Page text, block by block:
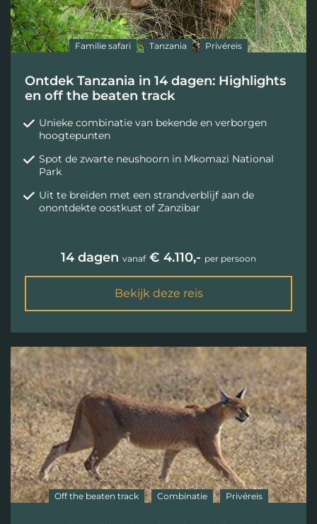
Familie safari Tanzania Privéreis
Ontdek Tanzania in 14 dagen: Highlights
en off the beaten track
Unieke combinatie van bekende en verborgen
hoogtepunten
Spot de zwarte neushoorn in Mkomazi National
Park
Uit te breiden met een strandverblijf aan de
onontdekte oostkust of Zanzibar
14 dagen vanaf€ 4.110,- per persoon
Bekijk deze reis
Off the beaten track Combinatie Privéreis